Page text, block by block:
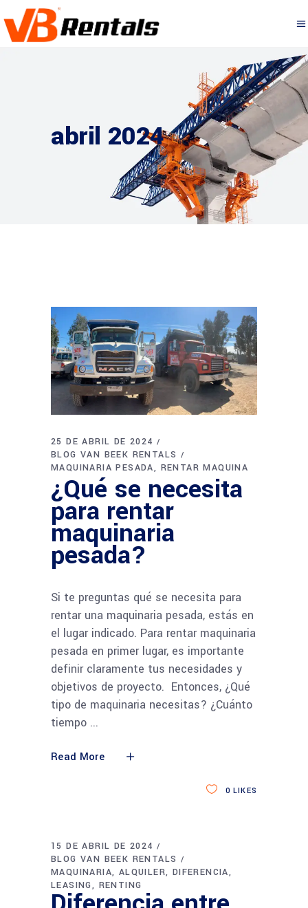
abril 2024
25 DE ABRIL DE 2024
BLOG VAN BEEK RENTALS
MAQUINARIA PESADA
RENTAR MAQUINA
¿Qué se necesita
para rentar
maquinaria
pesada?
Si te preguntas qué se necesita para
rentar una maquinaria pesada, estás en
el lugar indicado. Para rentar maquinaria
pesada en primer lugar, es importante
definir claramente tus necesidades y
objetivos de proyecto. Entonces, ¿Qué
tipo de maquinaria necesitas? ¿Cuánto
tiempo
Read More
0 LIKES
15 DE ABRIL DE 2024
BLOG VAN BEEK RENTALS
MAQUINARIA ALQUILER DIFERENCIA
LEASING
RENTING